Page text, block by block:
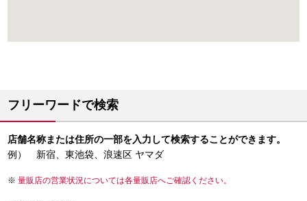
フリーワードで検索
店舗名称または住所の一部を入力して検索することができます。
例） 新宿、東池袋、浪速区 ヤマダ
量販店の営業状況については各量販店へご確認ください。